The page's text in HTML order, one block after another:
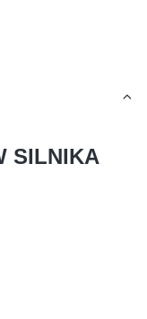
SILNIKA